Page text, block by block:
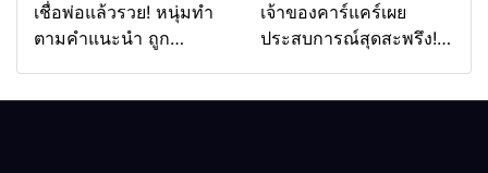
เชื่อพ่อแล้วรวย! หนุ่มทำ
ตามคำแนะนำ ถูก
เจ้าของคาร์แคร์เผย
ประสบการณ์สุดสะพรึง!